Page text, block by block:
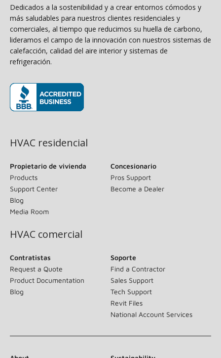
Dedicados a la sostenibilidad y a crear entornos cómodos y
más saludables para nuestros clientes residenciales y
comerciales, al tiempo que reducimos su huella de carbono,
lideramos el campo de la innovación con nuestros sistemas de
calefacción, calidad del aire interior y sistemas de
refrigeración.
HVAC residencial
Propietario de vivienda
Products
Support Center
Blog
Media Room
Concesionario
Pros Support
Become a Dealer
HVAC comercial
Contratistas
Request a Quote
Product Documentation
Blog
Soporte
Find a Contractor
Sales Support
Tech Support
Revit Files
National Account Services